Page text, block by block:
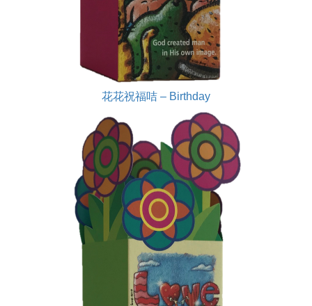
花花祝福咭 – Birthday